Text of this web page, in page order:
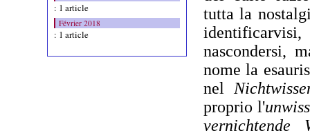
: 1 article
Février 2018
: 1 article
tutta la
nascondersi,
nome la
nel
propriol'unwis
vernichtende